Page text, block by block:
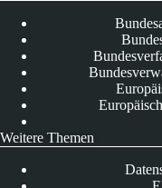
Weitere Themen